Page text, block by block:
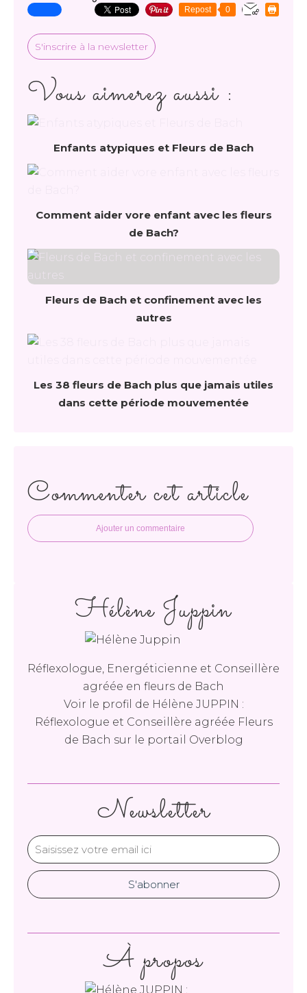
Repost 0
S'inscrire à la newsletter
Vous aimerez aussi :
Enfants atypiques et Fleurs de Bach
Comment aider vore enfant avec les fleurs
de Bach?
Fleurs de Bach et confinement avec les
autres
Les 38 fleurs de Bach plus que jamais utiles
dans cette période mouvementée
Commenter cet article
Ajouter un commentaire
Newsletter
Hélène Juppin
Réflexologue, Energéticienne et Conseillère
agréée en fleurs de Bach
Voir le profil de Hélène JUPPIN :
Réflexologue et Conseillère agréée Fleurs
de Bach sur le portail Overblog
À propos